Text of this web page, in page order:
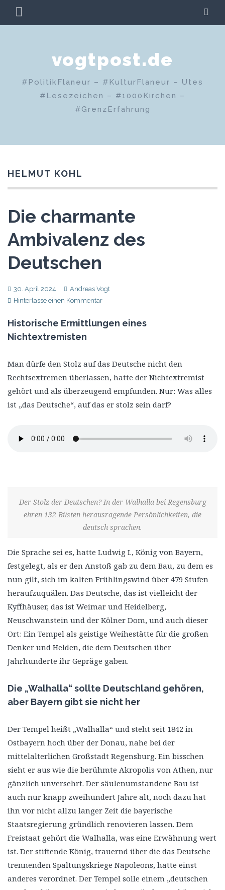
Zum
Inhalt MENÜ
vogtpost.de
#PolitikFlaneur – #KulturFlaneur – Utes
#Lesezeichen – #1000Kirchen –
#GrenzErfahrung
HELMUT KOHL
Die charmante
Ambivalenz des
Deutschen
30. April 2024
Andreas Vogt
Hinterlasse einen Kommentar
Historische Ermittlungen eines
Nichtextremisten
Man dürfe den Stolz auf das Deutsche nicht den
Rechtsextremen überlassen, hatte der Nichtextremist
gehört und als überzeugend empfunden. Nur: Was alles
ist „das Deutsche“, auf das er stolz sein darf?
Der Stolz der Deutschen? In der Walhalla bei Regensburg
ehren 132 Büsten herausragende Persönlichkeiten, die
deutsch sprachen.
Die Sprache sei es, hatte Ludwig I., König von Bayern,
festgelegt, als er den Anstoß gab zu dem Bau, zu dem es
nun gilt, sich im kalten Frühlingswind über 479 Stufen
heraufzuquälen. Das Deutsche, das ist vielleicht der
Kyffhäuser, das ist Weimar und Heidelberg,
Neuschwanstein und der Kölner Dom, und auch dieser
Ort: Ein Tempel als geistige Weihestätte für die großen
Denker und Helden, die dem Deutschen über
Jahrhunderte ihr Gepräge gaben.
Die „Walhalla“ sollte Deutschland gehören,
aber Bayern gibt sie nicht her
Der Tempel heißt „Walhalla“ und steht seit 1842 in
Ostbayern hoch über der Donau, nahe bei der
mittelalterlichen Großstadt Regensburg. Ein bisschen
sieht er aus wie die berühmte Akropolis von Athen, nur
gänzlich unversehrt. Der säulenumstandene Bau ist
auch nur knapp zweihundert Jahre alt, noch dazu hat
ihn vor nicht allzu langer Zeit die bayerische
Staatsregierung gründlich renovieren lassen. Dem
Freistaat gehört die Walhalla, was eine Erwähnung wert
ist. Der stiftende König, trauernd über die das Deutsche
trennenden Spaltungskriege Napoleons, hatte einst
anderes verordnet. Der Tempel solle einem „deutschen